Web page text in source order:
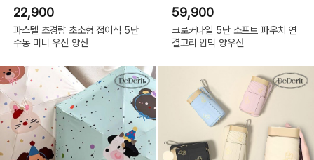
22,900
파스텔 초경량 초소형 접이식 5단
수동 미니 우산 양산
59,900
크로커다일 5단 소프트 파우치 연
결고리 암막 양우산